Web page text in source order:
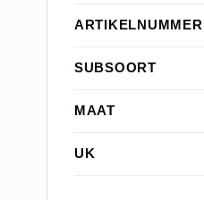
ARTIKELNUMMER
SUBSOORT
MAAT
UK